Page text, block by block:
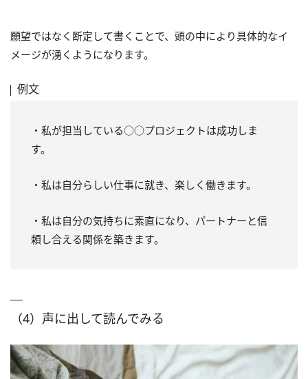
願望ではなく断定して書くことで、頭の中により具体的なイ
メージが湧くようになります。
例文
・私が担当している○○プロジェクトは成功しま
す。
・私は自分らしい仕事に就き、楽しく働きます。
・私は自分の気持ちに素直になり、パートナーと信
頼し合える関係を築きます。
（4）声に出して読んでみる